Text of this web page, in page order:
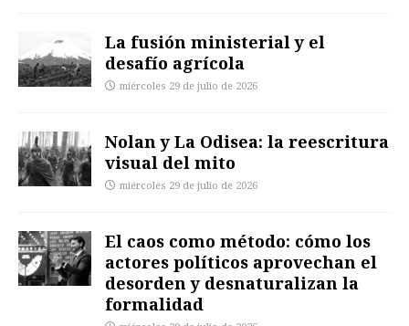
La fusión ministerial y el
desafío agrícola
miércoles 29 de julio de 2026
Nolan y La Odisea: la reescritura
visual del mito
miércoles 29 de julio de 2026
El caos como método: cómo los
actores políticos aprovechan el
desorden y desnaturalizan la
formalidad